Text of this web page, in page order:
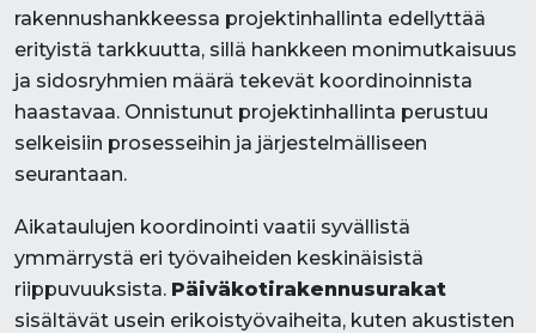
rakennushankkeessa projektinhallinta edellyttää
erityistä tarkkuutta, sillä hankkeen monimutkaisuus
ja sidosryhmien määrä tekevät koordinoinnista
haastavaa. Onnistunut projektinhallinta perustuu
selkeisiin prosesseihin ja järjestelmälliseen
seurantaan.
Aikataulujen koordinointi vaatii syvällistä
ymmärrystä eri työvaiheiden keskinäisistä
riippuvuuksista. Päiväkotirakennusurakat
sisältävät usein erikoistyövaiheita, kuten akustisten